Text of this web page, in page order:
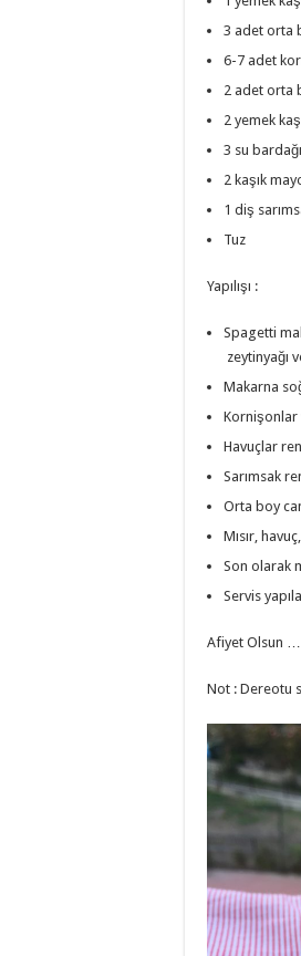
3 adet orta
6-7 adet
2 adet orta
2 yemek
3 su
2 kaşık
1 diş
Tuz
Yapılışı :
Spagetti
zeytinyağı
Makarna
Kornişonlar
Havuçlar
Sarımsak
Orta boy
Mısır,
Son olarak
Servis
Afiyet Olsun …
Not : Dereotu